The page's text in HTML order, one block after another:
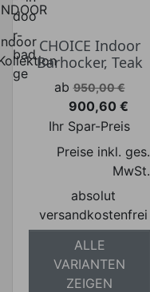
CHOICE Indoor
Barhocker, Teak
Verkaufspreis
ab 950,00 €
Preis
900,60 €
Ihr Spar-Preis
Preise inkl. ges.
MwSt.
absolut
versandkostenfrei
ALLE
VARIANTEN
ZEIGEN